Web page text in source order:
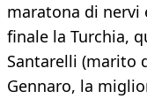
maratona di nervi
finale la Turchia,
Santarelli (marito
Gennaro, la